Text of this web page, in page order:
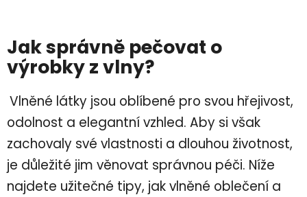
Jak správně pečovat o
výrobky z vlny?
Vlněné látky jsou oblíbené pro svou hřejivost,
odolnost a elegantní vzhled. Aby si však
zachovaly své vlastnosti a dlouhou životnost,
je důležité jim věnovat správnou péči. Níže
najdete užitečné tipy, jak vlněné oblečení a